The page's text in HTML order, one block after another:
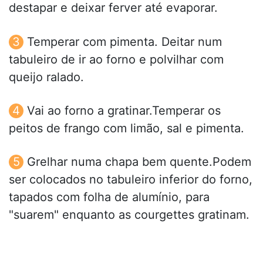
destapar e deixar ferver até evaporar.
Temperar com pimenta. Deitar num
tabuleiro de ir ao forno e polvilhar com
queijo ralado.
Vai ao forno a gratinar.Temperar os
peitos de frango com limão, sal e pimenta.
Grelhar numa chapa bem quente.Podem
ser colocados no tabuleiro inferior do forno,
tapados com folha de alumínio, para
"suarem" enquanto as courgettes gratinam.